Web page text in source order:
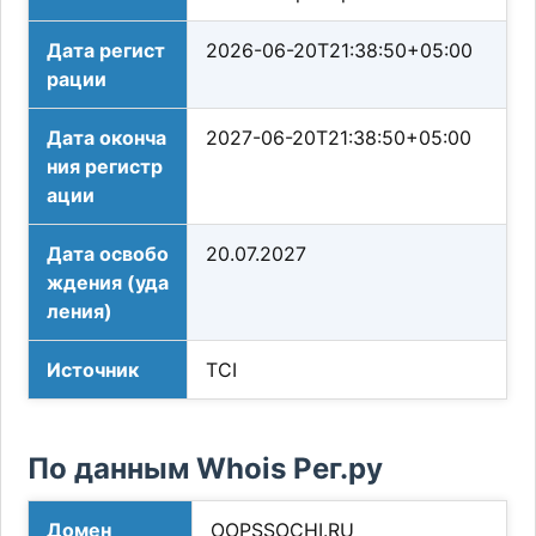
Дата регист
рации
2026-06-20T21:38:50+05:00
Дата оконча
ния регистр
ации
2027-06-20T21:38:50+05:00
Дата освобо
ждения (уда
ления)
20.07.2027
Источник TCI
По данным Whois Рег.ру
Домен OOPSSOCHI.RU